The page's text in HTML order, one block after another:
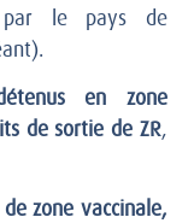
par le pays de
en zone
de sortie de ZR,
zone vaccinale,